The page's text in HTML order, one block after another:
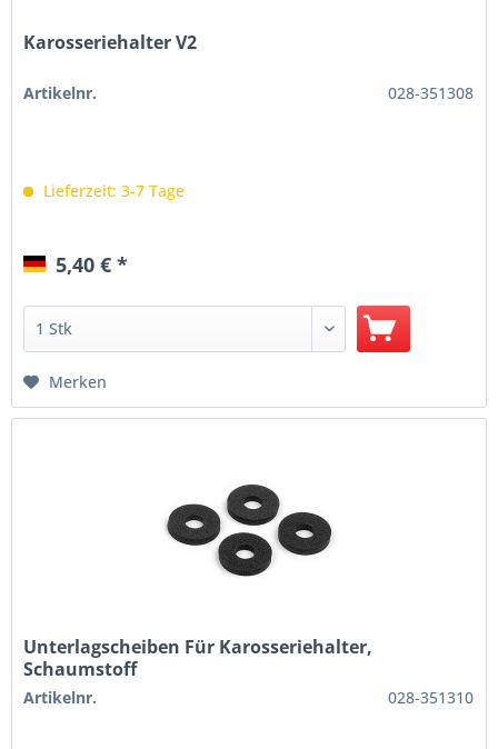
Karosseriehalter V2
Artikelnr. 028-351308
Lieferzeit: 3-7 Tage
5,40 € *
Merken
Unterlagscheiben Für Karosseriehalter,
Schaumstoff
Artikelnr. 028-351310